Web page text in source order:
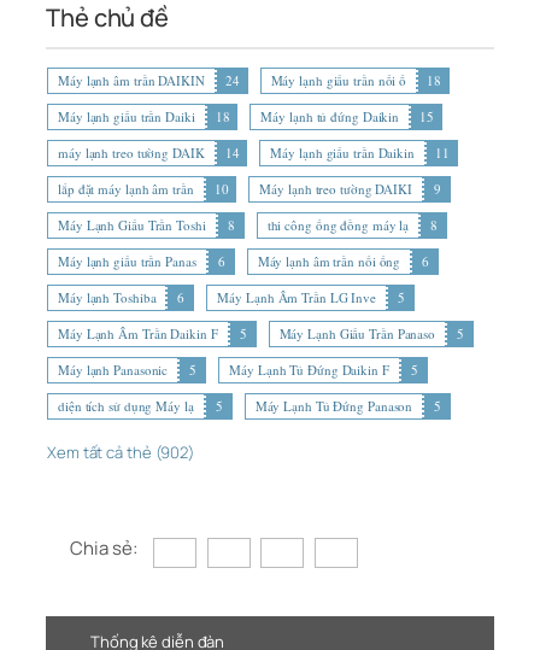
Thẻ chủ đề
Máy lạnh âm trần DAIKIN 24 Máy lạnh giấu trần nối ố
18
Máy lạnh giấu trần Daiki
18 Máy lạnh tủ đứng Daikin
15
máy lạnh treo tường DAIK
14 Máy lạnh giấu trần Daikin
11
lắp đặt máy lạnh âm trần
10 Máy lạnh treo tường DAIKI
9
Máy Lạnh Giấu Trần Toshi
8 thi công ống đồng máy lạ
8
Máy lạnh giấu trần Panas
6 Máy lạnh âm trần nối ống
6
Máy lạnh Toshiba
6 Máy Lạnh Âm Trần LG Inve
5
Máy Lạnh Âm Trần Daikin F
5 Máy Lạnh Giấu Trần Panaso
5
Máy lạnh Panasonic
5 Máy Lạnh Tủ Đứng Daikin F
5
diện tích sử dụng Máy lạ
5 Máy Lạnh Tủ Đứng Panason 5
Xem tất cả thẻ (902)
Chia sẻ:
Thống kê diễn đàn